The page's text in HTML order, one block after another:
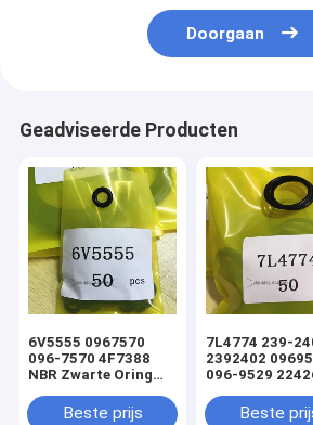
Doorgaan
Geadviseerde Producten
6V5555 0967570
096-7570 4F7388
NBR Zwarte Oring
cilinderladerafdichtingsset
Beste prijs
7L4774 239-
2392402
096-9529
Zwarte Oring
Beste